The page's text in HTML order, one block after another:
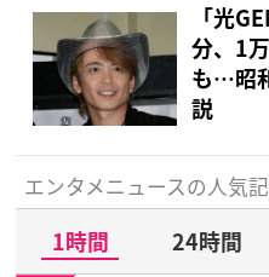
「光
分、1
も…昭
説
エンタメニュースの人気
1時間 24時間